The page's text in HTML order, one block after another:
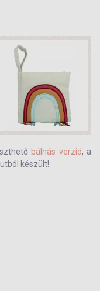
bálnás verzió, a
készült!